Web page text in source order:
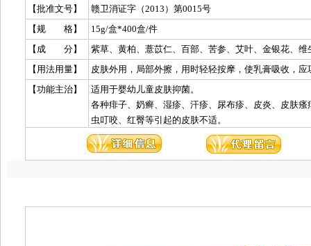
【批准文号】
赣卫消证字（2013）第0015号
【规 格】
15g/盒*400盒/件
【成 分】
【用法用量】
【功能主治】
适用于婴幼儿童皮肤抑菌。
各种痱子、奶癣、湿疹、汗疹、尿布疹、皮炎、皮肤瘙
虫叮咬、红臀等引起的皮肤不适。